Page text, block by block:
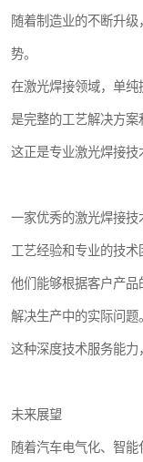
随着制造业的不断升
势。
在激光焊接领域，单
是完整的工艺解决方案
这正是专业激光焊接技
一家优秀的激光焊接
工艺经验和专业的技术
他们能够根据客户产品
解决生产中的实际问题。
这种深度技术服务能力
未来展望
随着汽车电气化、智